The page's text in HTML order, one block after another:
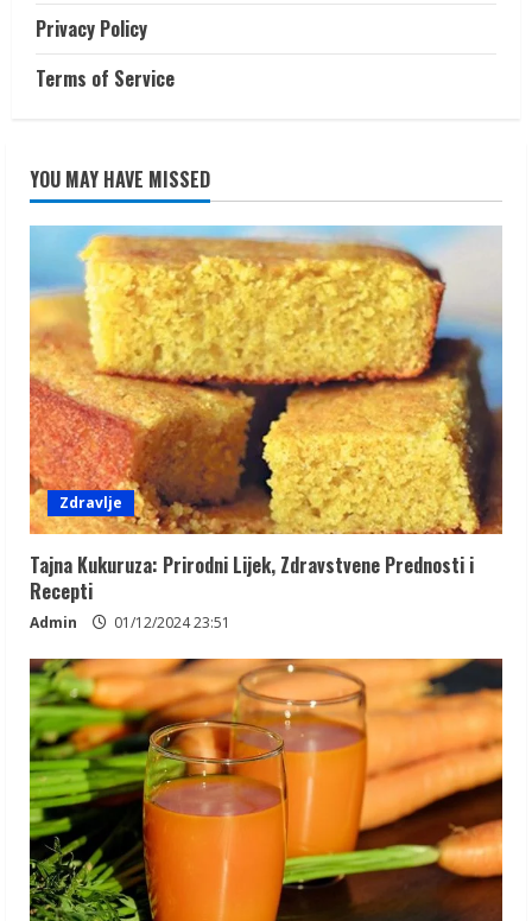
Privacy Policy
Terms of Service
YOU MAY HAVE MISSED
Zdravlje
Tajna Kukuruza: Prirodni Lijek, Zdravstvene Prednosti i
Recepti
Admin 01/12/2024 23:51